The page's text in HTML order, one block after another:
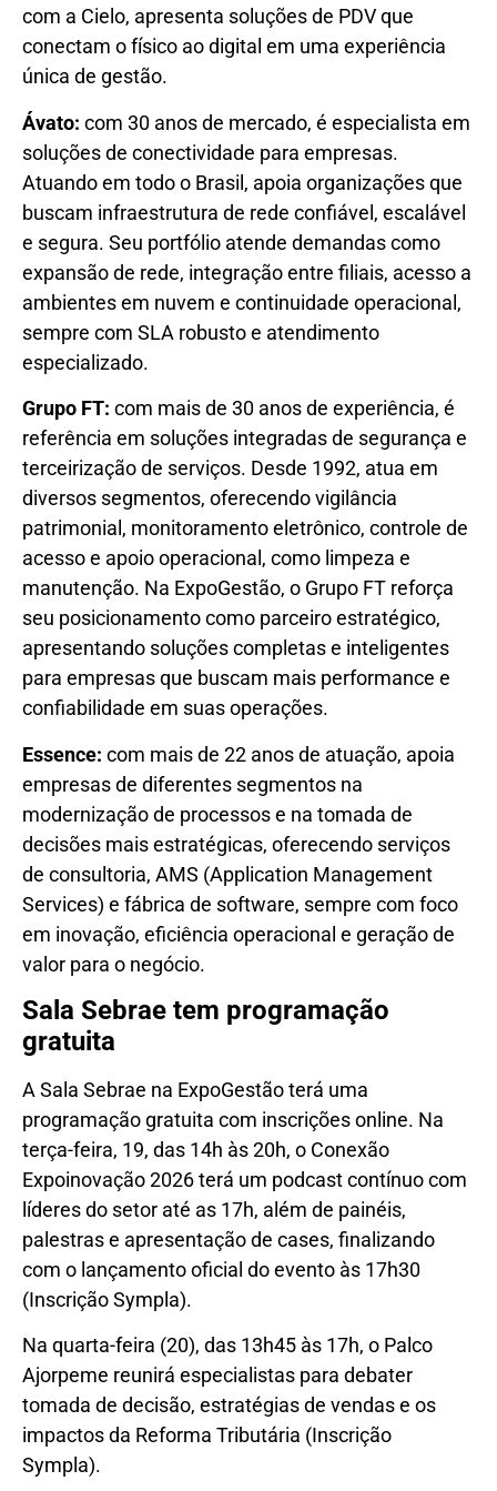
com a Cielo, apresenta soluções de PDV que
conectam o físico ao digital em uma experiência
única de gestão.
Ávato: com 30 anos de mercado, é especialista em
soluções de conectividade para empresas.
Atuando em todo o Brasil, apoia organizações que
buscam infraestrutura de rede confiável, escalável
e segura. Seu portfólio atende demandas como
expansão de rede, integração entre filiais, acesso a
ambientes em nuvem e continuidade operacional,
sempre com SLA robusto e atendimento
especializado.
Grupo FT: com mais de 30 anos de experiência, é
referência em soluções integradas de segurança e
terceirização de serviços. Desde 1992, atua em
diversos segmentos, oferecendo vigilância
patrimonial, monitoramento eletrônico, controle de
acesso e apoio operacional, como limpeza e
manutenção. Na ExpoGestão, o Grupo FT reforça
seu posicionamento como parceiro estratégico,
apresentando soluções completas e inteligentes
para empresas que buscam mais performance e
confiabilidade em suas operações.
Essence: com mais de 22 anos de atuação, apoia
empresas de diferentes segmentos na
modernização de processos e na tomada de
decisões mais estratégicas, oferecendo serviços
de consultoria, AMS (Application Management
Services) e fábrica de software, sempre com foco
em inovação, eficiência operacional e geração de
valor para o negócio.
Sala Sebrae tem programação
gratuita
A Sala Sebrae na ExpoGestão terá uma
programação gratuita com inscrições online. Na
terça-feira, 19, das 14h às 20h, o Conexão
Expoinovação 2026 terá um podcast contínuo com
líderes do setor até as 17h, além de painéis,
palestras e apresentação de cases, finalizando
com o lançamento oficial do evento às 17h30
(Inscrição Sympla).
Na quarta-feira (20), das 13h45 às 17h, o Palco
Ajorpeme reunirá especialistas para debater
tomada de decisão, estratégias de vendas e os
impactos da Reforma Tributária (Inscrição
Sympla).